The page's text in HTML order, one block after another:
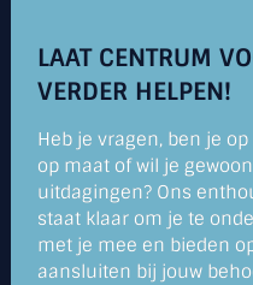
LAAT CENTRUM
VERDER HELPEN!
Heb je vragen, ben je
op maat of wil je
uitdagingen? Ons
staat klaar om je te
met je mee en bieden
aansluiten bij jouw